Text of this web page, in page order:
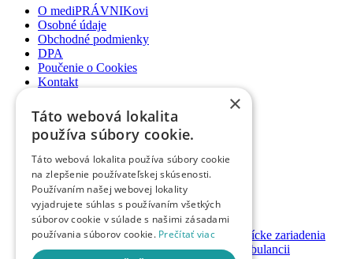
O mediPRÁVNIKovi
Osobné údaje
Obchodné podmienky
DPA
Poučenie o Cookies
Kontakt
Newsletter
Články
Podcasty
Informované súhlasy
Právny web pre ambulancie
Právnik na telefóne
GDPR ambulancie / lekárne
Systémy bezpečnosti pacienta pre zdravotnícke zariadenia
Nastavenie priamych platieb pacienta v ambulancii
×
Táto webová lokalita
používa súbory cookie.
Táto webová lokalita používa súbory cookie
na zlepšenie používateľskej skúsenosti.
Používaním našej webovej lokality
vyjadrujete súhlas s používaním všetkých
súborov cookie v súlade s našimi zásadami
používania súborov cookie. Prečítať viac